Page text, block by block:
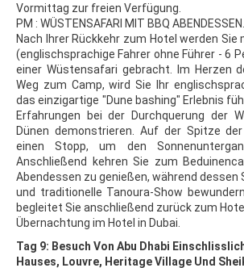
Vormittag zur freien Verfügung.
PM : WÜSTENSAFARI MIT BBQ ABENDESSEN.
Nach Ihrer Rückkehr zum Hotel werden Sie
(englischsprachige Fahrer ohne Führer - 6
einer Wüstensafari gebracht. Im Herzen
Weg zum Camp, wird Sie Ihr
das einzigartige "Dune bashing" Erlebnis
Erfahrungen bei der Durchquerung der
Dünen demonstrieren. Auf der Spitze
einen Stopp, um den
Anschließend kehren Sie zum
Abendessen zu genießen, während dessen
und traditionelle Tanoura-Show
begleitet Sie anschließend zurück zum Hotel.
Übernachtung im Hotel in Dubai.
Tag 9: Besuch Von Abu Dhabi
Hauses, Louvre, Heritage Village Und